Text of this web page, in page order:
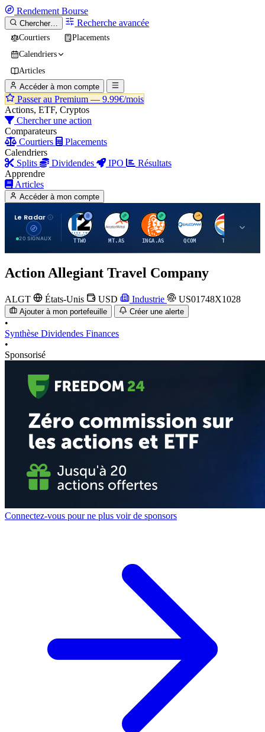
Rendement Bourse
Chercher… Recherche avancée
Courtiers
Placements
Calendriers
Articles
Accéder à mon compte
Passer au Premium — 9.99€/mois
Actions, ETF, Cryptos
Chercher une action
Comparateurs
Courtiers
Placements
Calendriers
Splits
Dividendes IPO
Résultats
Apprendre
Articles
Accéder à mon compte
Le Radar
20 SIGNAUX
T
TTWO
A
MT.AS
I
INGA.AS
Q
QCOM
T
TTE
Action Allegiant Travel Company
ALGT États-Unis USD Industrie US01748X1028
Ajouter à mon portefeuille Créer une alerte
•
Synthèse Dividendes Finances
•
Sponsorisé
Connectez-vous pour ne plus voir de sponsors